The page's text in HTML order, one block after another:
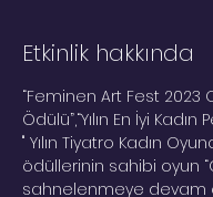
Etkinlik hakkında
“Feminen Art Fest 2023
Ödülü”,“Yılın En İyi
" Yılın Tiyatro Kadın
ödüllerinin sahibi oyun
sahnelenmeye devam